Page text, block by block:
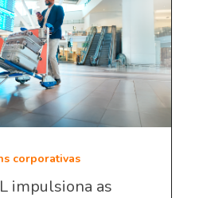
corporativas
impulsiona as